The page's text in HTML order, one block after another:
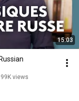
15:03
99K views